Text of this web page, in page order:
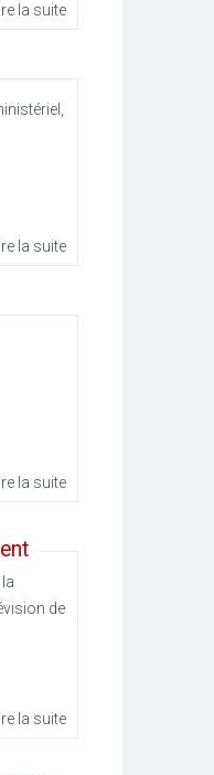
la suite
la suite
la suite
de
la suite